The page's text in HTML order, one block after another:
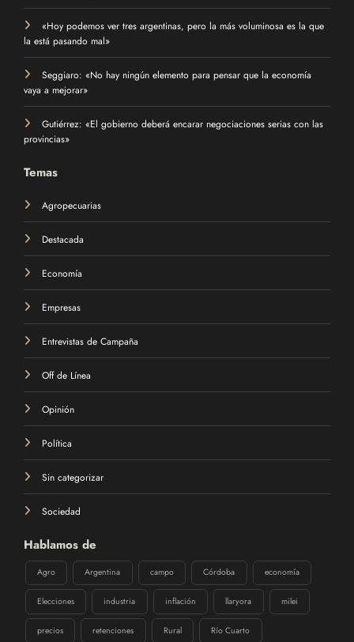
«Hoy podemos ver tres argentinas, pero la más voluminosa es la que
la está pasando mal»
Seggiaro: «No hay ningún elemento para pensar que la economía
vaya a mejorar»
Gutiérrez: «El gobierno deberá encarar negociaciones serias con las
provincias»
Temas
Agropecuarias
Destacada
Economía
Empresas
Entrevistas de Campaña
Off de Línea
Opinión
Política
Sin categorizar
Sociedad
Hablamos de
Agro Argentina campo Córdoba economía
Elecciones industria inflación llaryora milei
precios retenciones Rural Río Cuarto